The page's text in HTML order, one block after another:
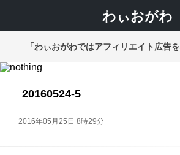
わぃおがわ
「わぃおがわではアフィリエイト広告
20160524-5
2016年05月25日 8時29分